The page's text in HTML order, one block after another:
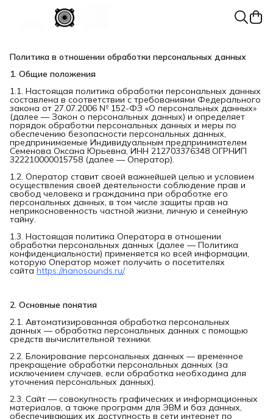
Политика в отношении обработки персональных данных
1. Общие положения
1.1. Настоящая политика обработки персональных данных
составлена в соответствии с требованиями Федерального
закона от 27.07.2006 № 152-ФЗ «О персональных данных»
(далее — Закон о персональных данных) и определяет
порядок обработки персональных данных и меры по
обеспечению безопасности персональных данных,
предпринимаемые Индивидуальным предпринимателем
Семенова Оксана Юрьевна, ИНН 212703376348 ОГРНИП
322210000015758 (далее — Оператор).
1.2. Оператор ставит своей важнейшей целью и условием
осуществления своей деятельности соблюдение прав и
свобод человека и гражданина при обработке его
персональных данных, в том числе защиты прав на
неприкосновенность частной жизни, личную и семейную
тайну.
1.3. Настоящая политика Оператора в отношении
обработки персональных данных (далее — Политика
конфиденциальности) применяется ко всей информации,
которую Оператор может получить о посетителях
сайтаhttps://nanosounds.ru/.
2. Основные понятия
2.1. Автоматизированная обработка персональных
данных — обработка персональных данных с помощью
средств вычислительной техники.
2.2. Блокирование персональных данных — временное
прекращение обработки персональных данных (за
исключением случаев, если обработка необходима для
уточнения персональных данных).
2.3. Сайт — совокупность графических и информационных
материалов, а также программ для ЭВМ и баз данных,
обеспечивающих их доступность в сети интернет по